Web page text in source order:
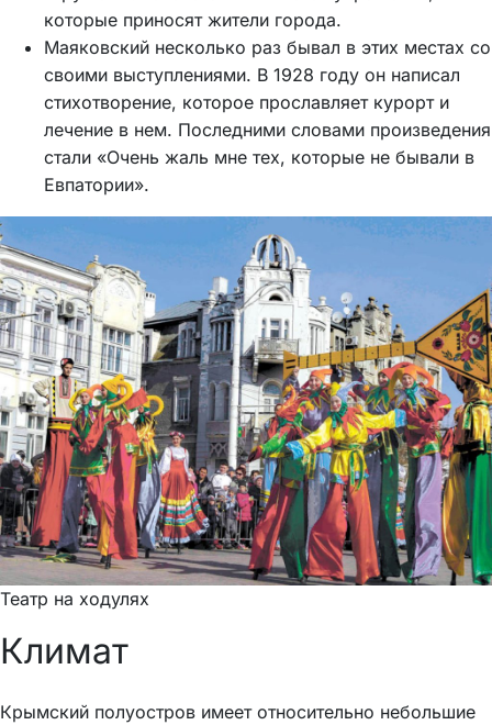
которые приносят жители города.
Маяковский несколько раз бывал в этих местах со
своими выступлениями. В 1928 году он написал
стихотворение, которое прославляет курорт и
лечение в нем. Последними словами произведения
стали «Очень жаль мне тех, которые не бывали в
Евпатории».
Театр на ходулях
Климат
Крымский полуостров имеет относительно небольшие